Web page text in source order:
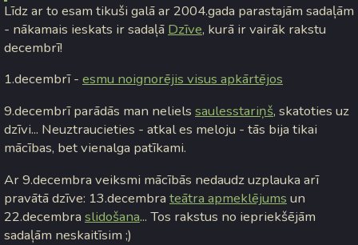
Līdz ar to esam tikuši galā ar 2004.gada parastajām sadaļām
- nākamais ieskats ir sadaļā Dzīve, kurā ir vairāk rakstu
decembrī!
1.decembrī - esmu noignorējis visus apkārtējos
9.decembrī parādās man neliels saulesstariņš, skatoties uz
dzīvi... Neuztraucieties - atkal es meloju - tās bija tikai
mācības, bet vienalga patīkami.
Ar 9.decembra veiksmi mācībās nedaudz uzplauka arī
pravātā dzīve: 13.decembra teātra apmeklējums un
22.decembra slidošana... Tos rakstus no iepriekšējām
sadaļām neskaitīsim ;)